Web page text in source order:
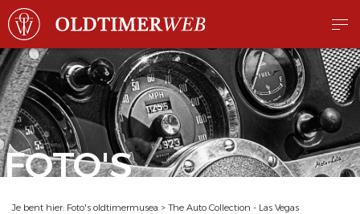
FOTO'S
Je bent hier: Foto's oldtimermusea > The Auto Collection - Las Vegas